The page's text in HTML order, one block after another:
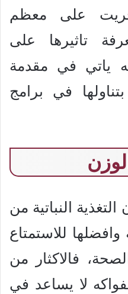
على معظم
تاثيرها على
ياتي في مقدمة
في برامج
النباتية من
وافضلها للاستمتاع
فالاكثار من
لا يساعد في